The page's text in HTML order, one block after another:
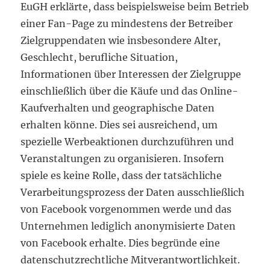
EuGH erklärte, dass beispielsweise beim Betrieb
einer Fan-Page zu mindestens der Betreiber
Zielgruppendaten wie insbesondere Alter,
Geschlecht, berufliche Situation,
Informationen über Interessen der Zielgruppe
einschließlich über die Käufe und das Online-
Kaufverhalten und geographische Daten
erhalten könne. Dies sei ausreichend, um
spezielle Werbeaktionen durchzuführen und
Veranstaltungen zu organisieren. Insofern
spiele es keine Rolle, dass der tatsächliche
Verarbeitungsprozess der Daten ausschließlich
von Facebook vorgenommen werde und das
Unternehmen lediglich anonymisierte Daten
von Facebook erhalte. Dies begründe eine
datenschutzrechtliche Mitverantwortlichkeit.